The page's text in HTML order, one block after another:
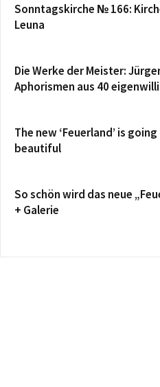
Sonntagskirche № 166:
Leuna
Die Werke der Meister:
Aphorismen aus 40
The new ‘Feuerland’ is
beautiful
So schön wird das neue
+ Galerie